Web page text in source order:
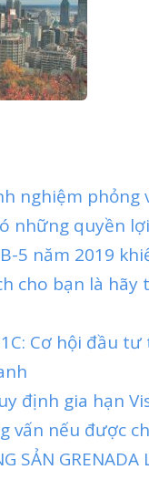
nghiệm phỏng
những quyền
5 năm 2019
cho bạn là
Cơ hội đầu
định gia hạn
vấn nếu được
SẢN GRENADA